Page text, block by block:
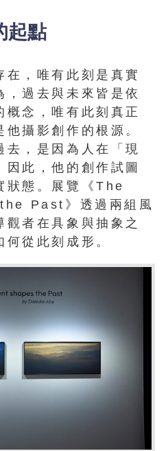
起點
在，唯有此刻是真實
，過去與未來皆是依
概念，唯有此刻真正
攝影創作的根源。
去，是因為人在「現
此，他的創作試圖
狀態。展覽《The
Past》透過兩組風
者在具象與抽象之
從此刻成形。